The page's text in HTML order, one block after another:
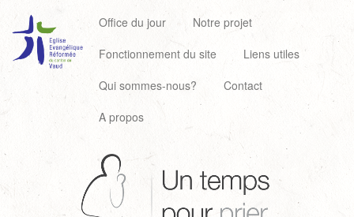
Office du jour
Notre projet
Fonctionnement du site
Liens utiles
Qui sommes-nous?
Contact
A propos